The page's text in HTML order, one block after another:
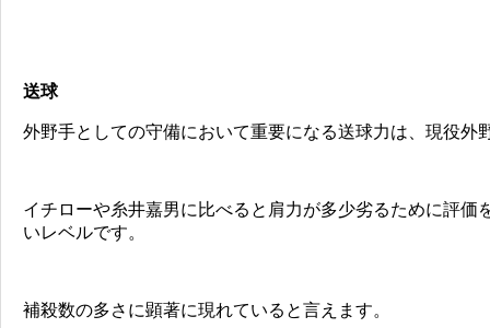
送球
外野手としての守備において重要になる送球力は、現役外
イチローや糸井嘉男に比べると肩力が多少劣るために評価
いレベルです。
補殺数の多さに顕著に現れていると言えます。